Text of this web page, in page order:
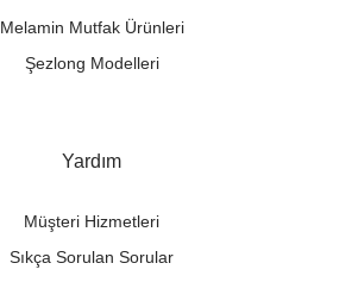
Melamin Mutfak Ürünleri
Şezlong Modelleri
Yardım
Müşteri Hizmetleri
Sıkça Sorulan Sorular